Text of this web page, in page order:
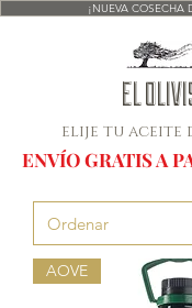
¡NUEVA COSECHA
EL
elije tu aceite
ENVÍO GRATIS A
AOVE